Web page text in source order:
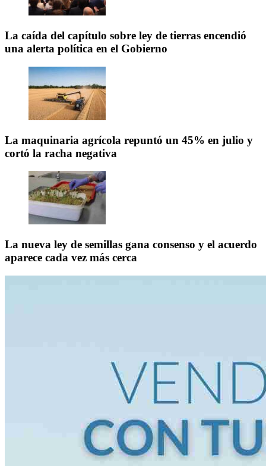
La caída del capítulo sobre ley de tierras encendió
una alerta política en el Gobierno
La maquinaria agrícola repuntó un 45% en julio y
cortó la racha negativa
La nueva ley de semillas gana consenso y el acuerdo
aparece cada vez más cerca